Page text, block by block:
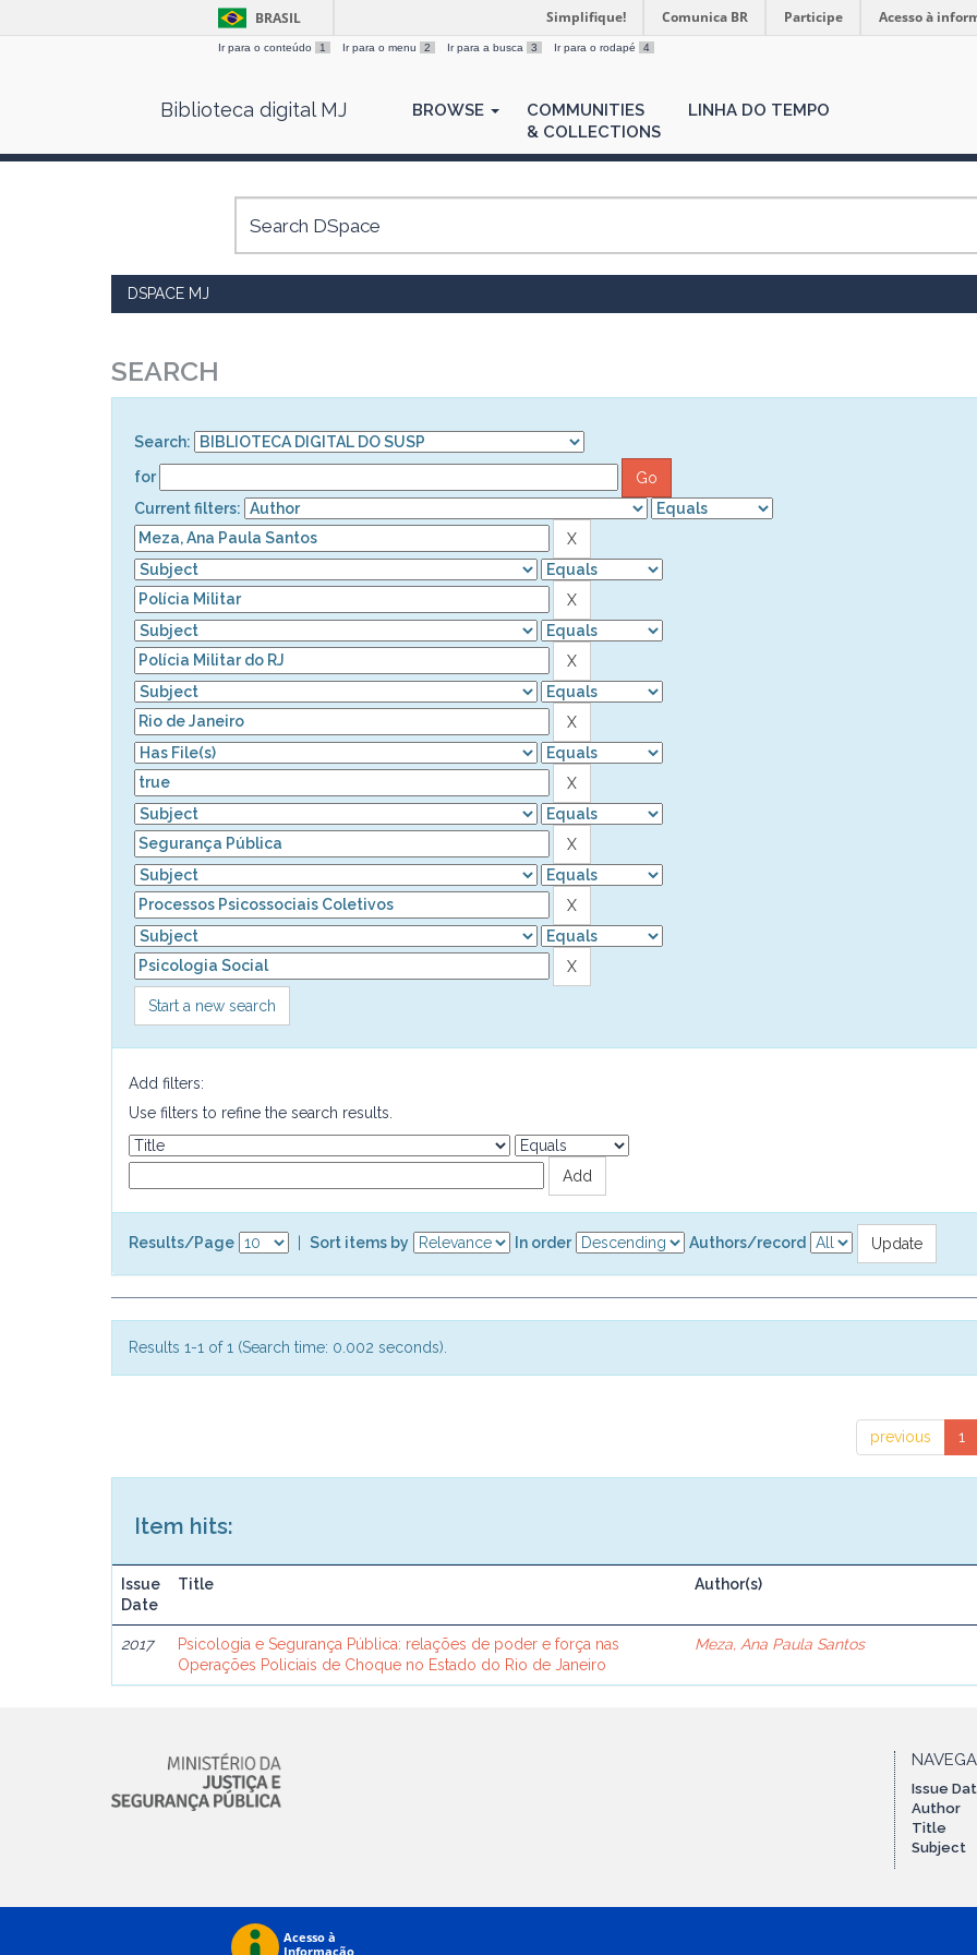
BRASIL Simplifique! Comunica BR Participe Acesso à
Ir para o conteúdo 1 Ir para o menu 2 Ir para a busca 3 Ir para o rodapé 4
Biblioteca digital MJ BROWSE
COMMUNITIES
& COLLECTIONS
LINHA DO TEMPO
DSPACE MJ
SEARCH
Search:
for
Current filters:
Start a new search
Add filters:
Use filters to refine the search results.
Results/Page Sort items by In order Authors/record
Results 1-1 of 1 (Search time: 0.002 seconds).
previous 1
Item hits:
Issue
Date
Title Author(s)
2017
Psicologia e Segurança Pública: relações de poder e força nas
Operações Policiais de Choque no Estado do Rio de Janeiro
Meza, Ana Paula Santos
Issue
Author
Title
Subject